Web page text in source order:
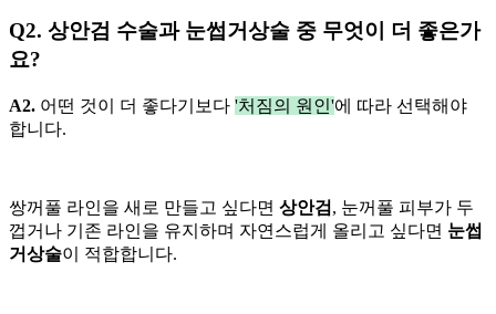
Q2. 상안검 수술과 눈썹거상술 중 무엇이 더 좋은가
요?
A2. 어떤 것이 더 좋다기보다 '처짐의 원인'에 따라 선택해야
합니다.
쌍꺼풀 라인을 새로 만들고 싶다면 상안검 , 눈꺼풀 피부가 두
껍거나 기존 라인을 유지하며 자연스럽게 올리고 싶다면 눈썹
거상술이 적합합니다.